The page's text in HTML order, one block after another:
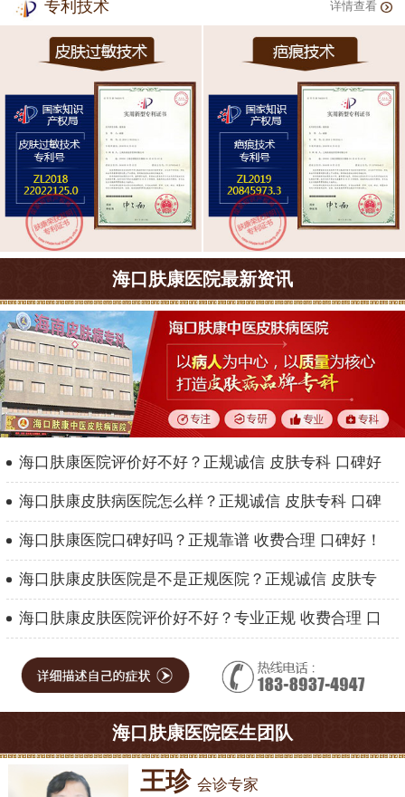
专利技术 详情查看
海口肤康医院最新资讯
海口肤康医院评价好不好？正规诚信 皮肤专科 口碑好
海口肤康皮肤病医院怎么样？正规诚信 皮肤专科 口碑
海口肤康医院口碑好吗？正规靠谱 收费合理 口碑好！
海口肤康皮肤医院是不是正规医院？正规诚信 皮肤专
海口肤康皮肤医院评价好不好？专业正规 收费合理 口
海口肤康医院医生团队
王珍 会诊专家